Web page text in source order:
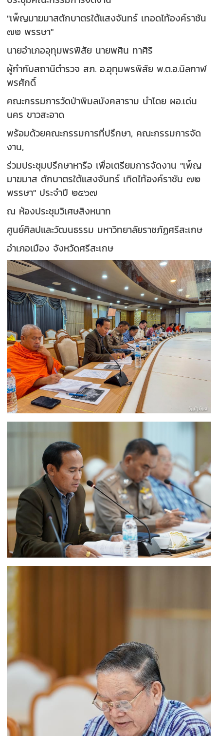
"เพ็ญมาฆมาสตักบาตรใต้แสงจันทร์ เทอดไท้องค์ราชัน
๗๒ พรรษา"
นายอำเภออุทุมพรพิสัย นายพศิน ทาศิริ
ผู้กำกับสถานีตำรวจ สภ. อ.อุทุมพรพิสัย พ.ต.อ.นิลกาฬ
พรศักดิ์
คณะกรรมการวัดป่าพิมลมังคลาราม นำโดย ผอ.เด่น
นคร ขาวสะอาด
พร้อมด้วยคณะกรรมการที่ปรึกษา, คณะกรรมการจัด
งาน,
ร่วมประชุมปรึกษาหารือ เพื่อเตรียมการจัดงาน "เพ็ญ
มาฆมาส ตักบาตรใต้แสงจันทร์ เทิดไท้องค์ราชัน ๗๒
พรรษา" ประจำปี ๒๕๖๗
ณ ห้องประชุมวิเศษสิงหนาท
ศูนย์ศิลปและวัฒนธรรม มหาวิทยาลัยราชภัฏศรีสะเกษ
อำเภอเมือง จังหวัดศรีสะเกษ